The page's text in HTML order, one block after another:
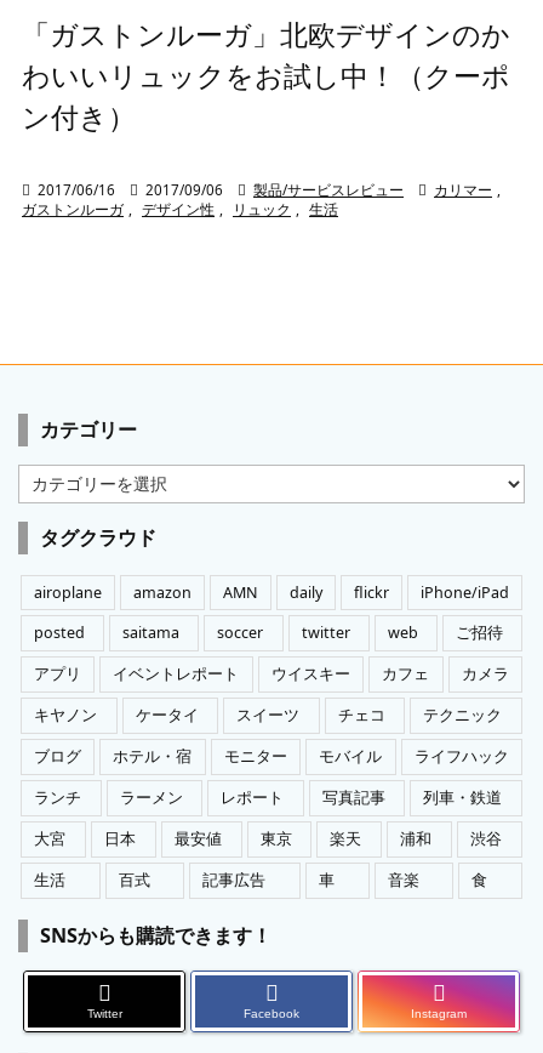
「ガストンルーガ」北欧デザインのか
わいいリュックをお試し中！（クーポ
ン付き）
 2017/06/16  2017/09/06  製品/サービスレビュー  カリマー
ガストンルーガ
デザイン性 リュック 生活
カテゴリー
カ
テ
ゴ
リ
ー
タグクラウド
airoplane amazon AMN daily flickr
iPhone/iPad
posted
saitama soccer twitter web
ご招待
アプリ
イベントレポート ウイスキー カフェ
カメラ
キヤノン
ケータイ スイーツ チェコ
テクニック
ブログ
ホテル・宿 モニター モバイル
ライフハック
ランチ
ラーメン レポート 写真記事
列車・鉄道
大宮
日本 最安値 東京 楽天 浦和
渋谷
生活
百式 記事広告 車 音楽 食
SNSからも購読できます！
Twitter Facebook Instagram